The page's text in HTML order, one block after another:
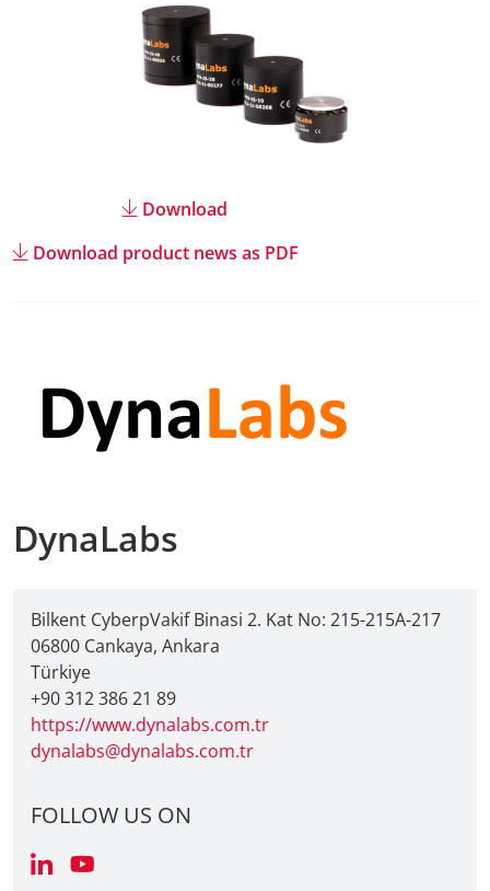
Download
Download product news as PDF
DynaLabs
Bilkent CyberpVakif Binasi 2. Kat No: 215-215A-217
06800 Cankaya, Ankara
Türkiye
+90 312 386 21 89
https://www.dynalabs.com.tr
dynalabs@dynalabs.com.tr
FOLLOW US ON